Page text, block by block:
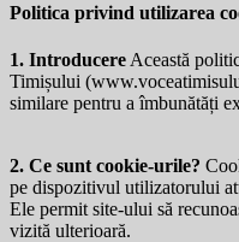
Politica privind utilizarea
1. Introducere Această
Timișului (
similare pentru a îmbunătăți
2. Ce sunt cookie-urile?
pe dispozitivul utilizatorului
Ele permit site-ului să
vizită ulterioară.